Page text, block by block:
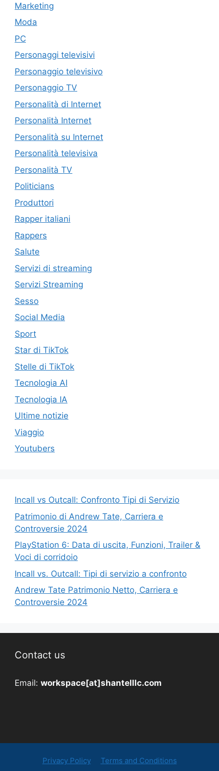
Marketing
Moda
PC
Personaggi televisivi
Personaggio televisivo
Personaggio TV
Personalità di Internet
Personalità Internet
Personalità su Internet
Personalità televisiva
Personalità TV
Politicians
Produttori
Rapper italiani
Rappers
Salute
Servizi di streaming
Servizi Streaming
Sesso
Social Media
Sport
Star di TikTok
Stelle di TikTok
Tecnologia AI
Tecnologia IA
Ultime notizie
Viaggio
Youtubers
Incall vs Outcall: Confronto Tipi di Servizio
Patrimonio di Andrew Tate, Carriera e
Controversie 2024
PlayStation 6: Data di uscita, Funzioni, Trailer &
Voci di corridoio
Incall vs. Outcall: Tipi di servizio a confronto
Andrew Tate Patrimonio Netto, Carriera e
Controversie 2024
Contact us
Email: workspace[at]shantelllc.com
Privacy Policy Terms and Conditions